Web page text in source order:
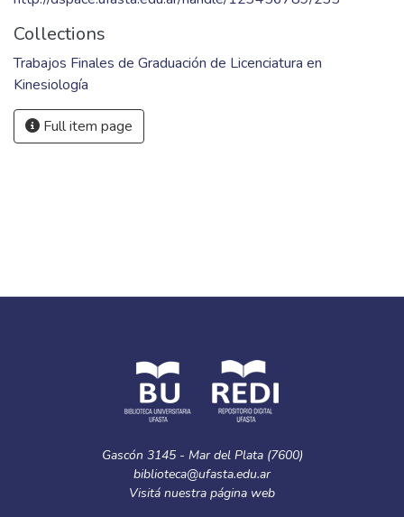
Ciencias Médicas; Argentina.
Keywords
Epicondilitis,Evaluación kinésica, Diagnóstico kinefisiátrico
URI
http://dspace.ufasta.edu.ar/handle/123456789/233
Gascón 3145 - Mar del Plata (7600)
biblioteca@ufasta.edu.ar
Visitá nuestra página web